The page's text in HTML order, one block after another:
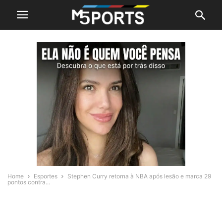
Home Esportes
Stephen Curry retorna à NBA após lesão e marca 29
pontos contra...